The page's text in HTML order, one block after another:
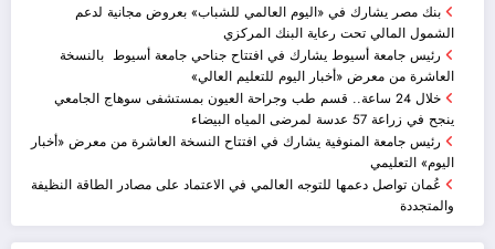
بنك مصر يشارك في «اليوم العالمي للشباب» بعروض مجانية لدعم
الشمول المالي تحت رعاية البنك المركزي
رئيس جامعة أسيوط يشارك في افتتاح جناحي جامعة أسيوط بالنسخة
العاشرة من معرض «أخبار اليوم للتعليم العالي»
خلال 24 ساعة.. قسم طب وجراحة العيون بمستشفى سوهاج الجامعي
ينجح في زراعة 57 عدسة لمرضى المياه البيضاء
رئيس جامعة المنوفية يشارك في افتتاح النسخة العاشرة من معرض «أخبار
اليوم» التعليمي
عُمان تواصل دعمها للتوجه العالمي في الاعتماد على مصادر الطاقة النظيفة
والمتجددة